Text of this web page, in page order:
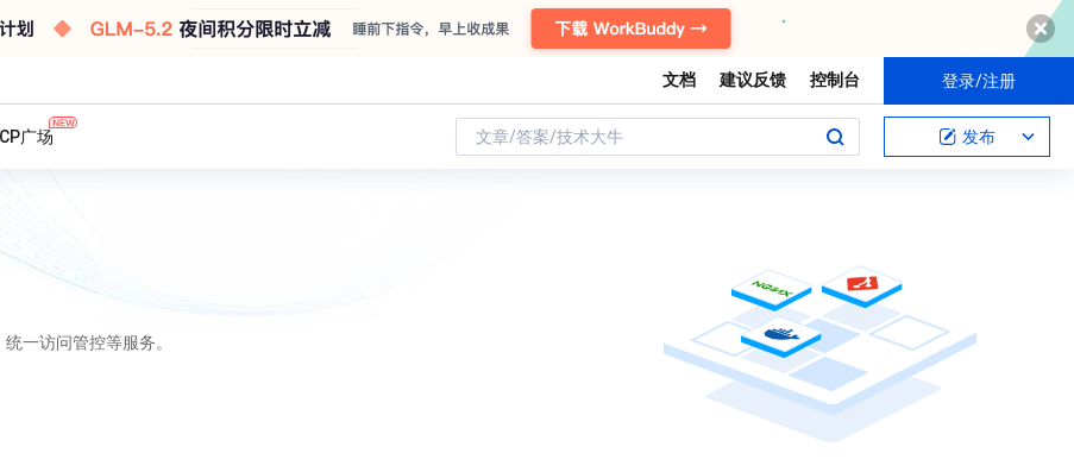
文档 建议反馈 控制台 登录/注册
广场 文章/答案/技术大牛 发布
一访问管控等服务。